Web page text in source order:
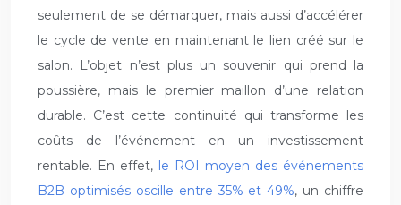
seulement de se démarquer, mais aussi d’accélérer
le cycle de vente en maintenant le lien créé sur le
salon. L’objet n’est plus un souvenir qui prend la
poussière, mais le premier maillon d’une relation
durable. C’est cette continuité qui transforme les
coûts de l’événement en un investissement
rentable. En effet, le ROI moyen des événements
B2B optimisés oscille entre 35% et 49%, un chiffre